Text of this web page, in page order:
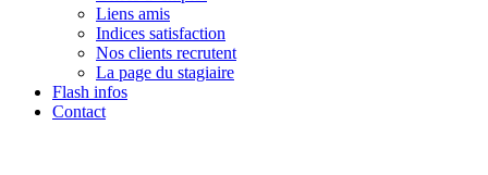
Liens amis
Indices satisfaction
Nos clients recrutent
La page du stagiaire
Flash infos
Contact